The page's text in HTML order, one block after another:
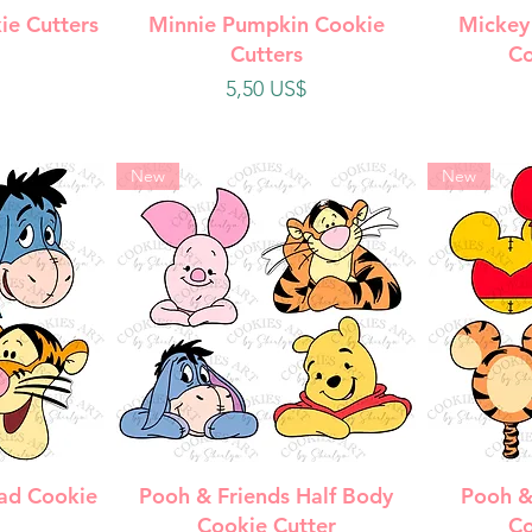
Cutters Vista rápida
Minnie Pumpkin Cookie
Cutters
Precio
5,50 US$
Cookie
Vista rápida
New
Pooh & Friends Half Body
Cookie Cutter
New
Pooh